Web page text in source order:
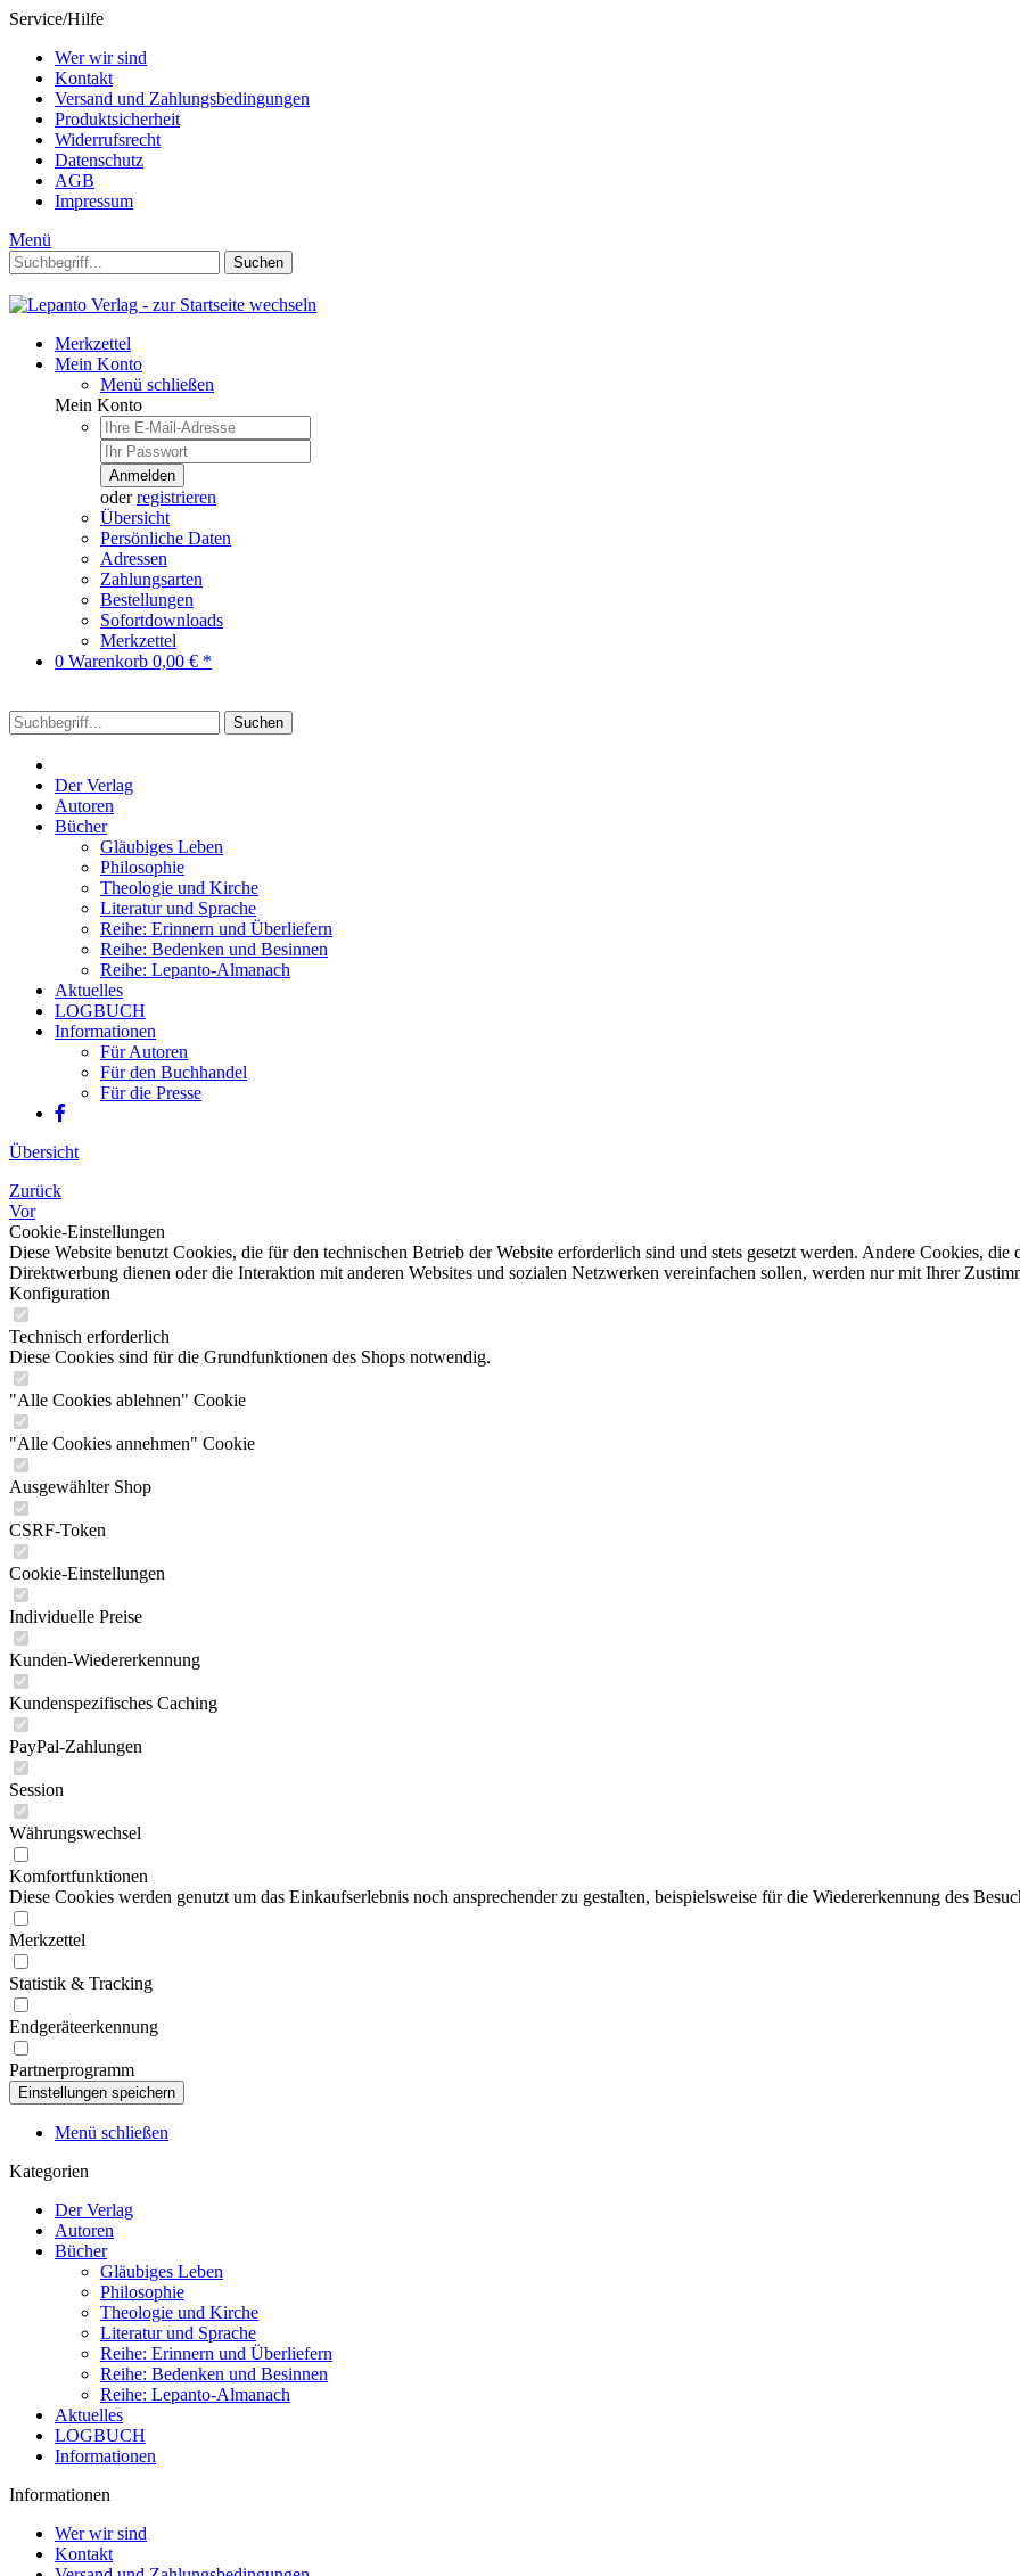
Service/Hilfe
Wer wir sind
Kontakt
Versand und Zahlungsbedingungen
Produktsicherheit
Widerrufsrecht
Datenschutz
AGB
Impressum
Menü
Suchen
Merkzettel
Mein Konto
Menü schließen
Mein Konto
Anmelden
oderregistrieren
Übersicht
Persönliche Daten
Adressen
Zahlungsarten
Bestellungen
Sofortdownloads
Merkzettel
0 Warenkorb 0,00 € *
Suchen
Der Verlag
Autoren
Bücher
Gläubiges Leben
Philosophie
Theologie und Kirche
Literatur und Sprache
Reihe: Erinnern und Überliefern
Reihe: Bedenken und Besinnen
Reihe: Lepanto-Almanach
Aktuelles
LOGBUCH
Informationen
Für Autoren
Für den Buchhandel
Für die Presse
Übersicht
Zurück
Vor
Cookie-Einstellungen
Diese Website benutzt Cookies, die für den technischen Betrieb der Website erforderlich sind und stets gesetzt werden. Andere Cookies,
Direktwerbung dienen oder die Interaktion mit anderen Websites und sozialen Netzwerken vereinfachen sollen, werden nur mit Ihrer
Konfiguration
Technisch erforderlich
Diese Cookies sind für die Grundfunktionen des Shops notwendig.
"Alle Cookies ablehnen" Cookie
"Alle Cookies annehmen" Cookie
Ausgewählter Shop
CSRF-Token
Cookie-Einstellungen
Individuelle Preise
Kunden-Wiedererkennung
Kundenspezifisches Caching
PayPal-Zahlungen
Session
Währungswechsel
Komfortfunktionen
Diese Cookies werden genutzt um das Einkaufserlebnis noch ansprechender zu gestalten, beispielsweise für die Wiedererkennung des
Merkzettel
Statistik & Tracking
Endgeräteerkennung
Partnerprogramm
Menü schließen
Kategorien
Der Verlag
Autoren
Bücher
Gläubiges Leben
Philosophie
Theologie und Kirche
Literatur und Sprache
Reihe: Erinnern und Überliefern
Reihe: Bedenken und Besinnen
Reihe: Lepanto-Almanach
Aktuelles
LOGBUCH
Informationen
Informationen
Wer wir sind
Kontakt